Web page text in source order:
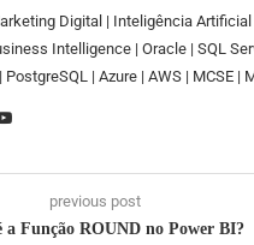
Digital | Inteligência Artificial
Intelligence | Oracle | SQL
| Azure | AWS | MCSE |
previous post
a Função ROUND no Power BI?